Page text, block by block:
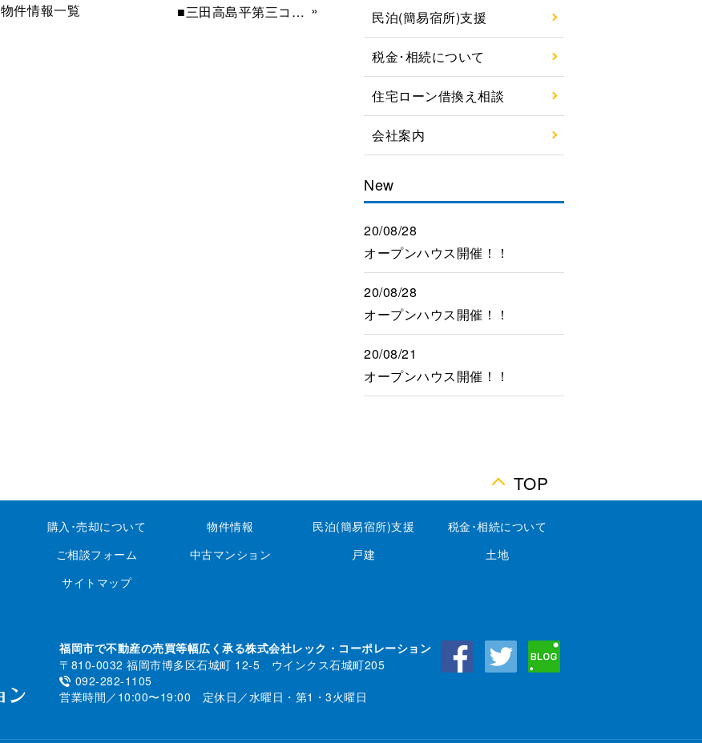
物件情報一覧 ■三田高島平第三コーポ ■７２０万円 ■利回り8.66％ » 民泊(簡易宿所)支援
税金･相続について
住宅ローン借換え相談
会社案内
New
20/08/28
オープンハウス開催！！
20/08/28
オープンハウス開催！！
20/08/21
オープンハウス開催！！
TOP
購入･売却について 物件情報 民泊(簡易宿所)支援
税金･相続について
ご相談フォーム 中古マンション 戸建
土地
サイトマップ
福岡市で不動産の売買等幅広く承る株式会社レック・コーポレーション
〒810-0032 福岡市博多区石城町 12-5 ウインクス石城町205
092-282-1105
営業時間／10:00〜19:00 定休日／水曜日・第1・3火曜日